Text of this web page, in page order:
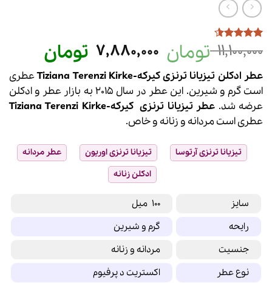
امتیازدهی
4.5
از 5
امتیازدهی
مشتری
11,100,000 تومان قیمت
اصلی
11,100,000 تومان
بود.
7,880,000 تومان
است.
عطر ادکلن تیزیانا ترنزی کیرکه-Tiziana Terenzi Kirke
عطری
است گرم و شیرین. این عطر در سال 2015 به بازار
عطر و ادکلن
عرضه شد. عطرتیزیانا ترنزیکیرکه- Tiziana Terenzi Kirke
عطری است مردانه و زنانه و خاص.
تیزیانا ترنزی آرتوسا تیزیانا ترنزی اوریون
عطر مردانه
ادکلن زنانه
سایز
100 میل
رایحه
گرم و شیرین
جنسیت
مردانه و زنانه
نوع عطر
اکستریت د پرفیوم